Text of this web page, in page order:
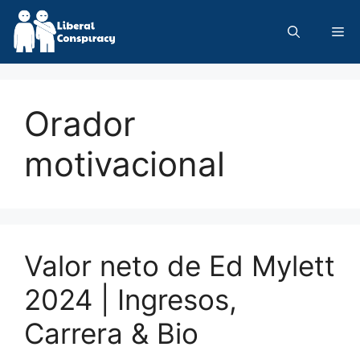
Skip
content
Orador
motivacional
Valor neto de Ed Mylett
2024 | Ingresos,
Carrera & Bio